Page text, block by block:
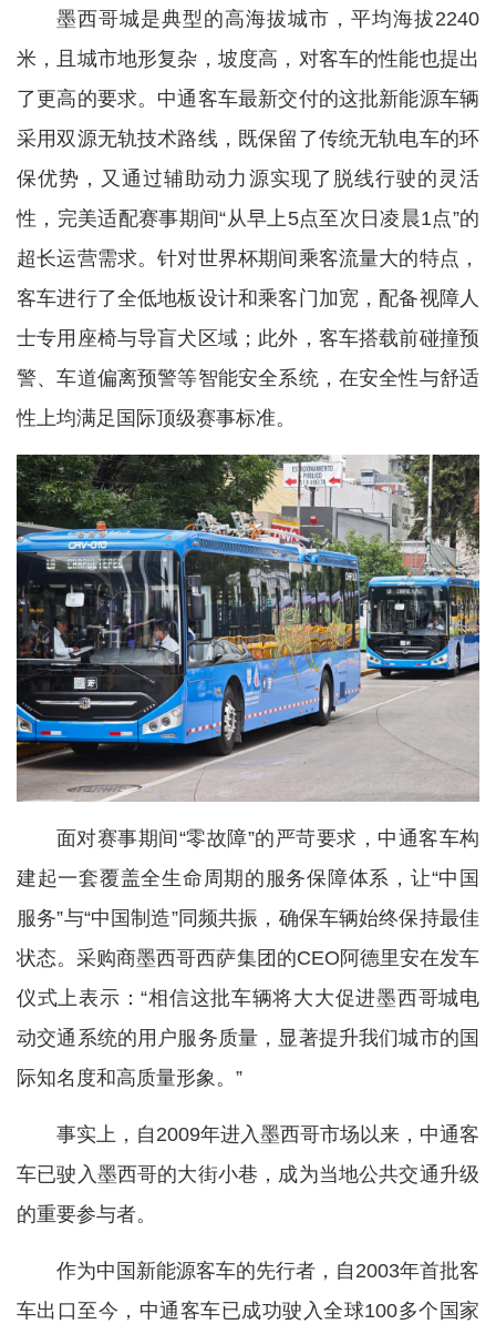
墨西哥城是典型的高海拔城市，平均海拔2240
米，且城市地形复杂，坡度高，对客车的性能也提出
了更高的要求。中通客车最新交付的这批新能源车辆
采用双源无轨技术路线，既保留了传统无轨电车的环
保优势，又通过辅助动力源实现了脱线行驶的灵活
性，完美适配赛事期间“从早上5点至次日凌晨1点”的
超长运营需求。针对世界杯期间乘客流量大的特点，
客车进行了全低地板设计和乘客门加宽，配备视障人
士专用座椅与导盲犬区域；此外，客车搭载前碰撞预
警、车道偏离预警等智能安全系统，在安全性与舒适
性上均满足国际顶级赛事标准。
面对赛事期间“零故障”的严苛要求，中通客车构
建起一套覆盖全生命周期的服务保障体系，让“中国
服务”与“中国制造”同频共振，确保车辆始终保持最佳
状态。采购商墨西哥西萨集团的CEO阿德里安在发车
仪式上表示：“相信这批车辆将大大促进墨西哥城电
动交通系统的用户服务质量，显著提升我们城市的国
际知名度和高质量形象。”
事实上，自2009年进入墨西哥市场以来，中通客
车已驶入墨西哥的大街小巷，成为当地公共交通升级
的重要参与者。
作为中国新能源客车的先行者，自2003年首批客
车出口至今，中通客车已成功驶入全球100多个国家